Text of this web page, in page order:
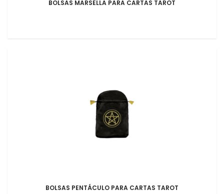
BOLSAS MARSELLA PARA CARTAS TAROT
BOLSAS PENTÁCULO PARA CARTAS TAROT